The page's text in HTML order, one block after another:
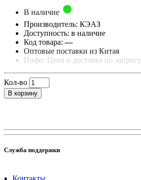
В наличие
Производитель: КЭАЗ
Доступность: в наличие
Код товара:—
Оптовые поставки из Китая
Инфо: Цена и доставка по запросу
Кол-во
В корзину
Служба поддержки
Контакты